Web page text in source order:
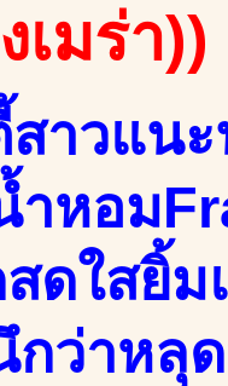
เมร่า))
าวแน
หอม
ดใสยิ้
ว่าหลุ